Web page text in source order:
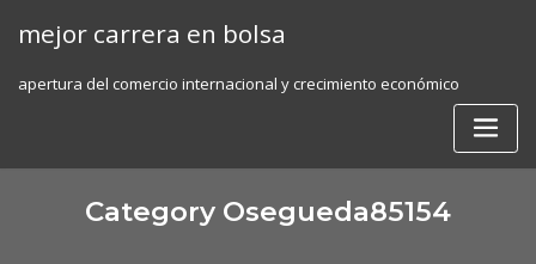
mejor carrera en bolsa
apertura del comercio internacional y crecimiento económico
Category Osegueda85154